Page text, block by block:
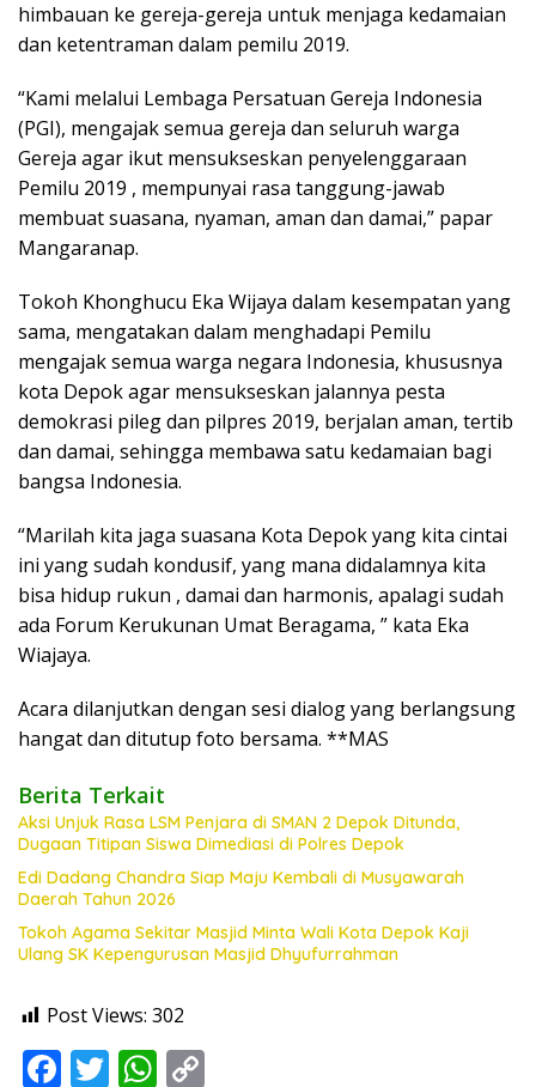
himbauan ke gereja-gereja untuk menjaga kedamaian
dan ketentraman dalam pemilu 2019.
“Kami melalui Lembaga Persatuan Gereja Indonesia
(PGI), mengajak semua gereja dan seluruh warga
Gereja agar ikut mensukseskan penyelenggaraan
Pemilu 2019 , mempunyai rasa tanggung-jawab
membuat suasana, nyaman, aman dan damai,” papar
Mangaranap.
Tokoh Khonghucu Eka Wijaya dalam kesempatan yang
sama, mengatakan dalam menghadapi Pemilu
mengajak semua warga negara Indonesia, khususnya
kota Depok agar mensukseskan jalannya pesta
demokrasi pileg dan pilpres 2019, berjalan aman, tertib
dan damai, sehingga membawa satu kedamaian bagi
bangsa Indonesia.
“Marilah kita jaga suasana Kota Depok yang kita cintai
ini yang sudah kondusif, yang mana didalamnya kita
bisa hidup rukun , damai dan harmonis, apalagi sudah
ada Forum Kerukunan Umat Beragama, ” kata Eka
Wiajaya.
Acara dilanjutkan dengan sesi dialog yang berlangsung
hangat dan ditutup foto bersama. **MAS
Berita Terkait
Aksi Unjuk Rasa LSM Penjara di SMAN 2 Depok Ditunda,
Dugaan Titipan Siswa Dimediasi di Polres Depok
Edi Dadang Chandra Siap Maju Kembali di Musyawarah
Daerah Tahun 2026
Tokoh Agama Sekitar Masjid Minta Wali Kota Depok Kaji
Ulang SK Kepengurusan Masjid Dhyufurrahman
Post Views: 302
F T W